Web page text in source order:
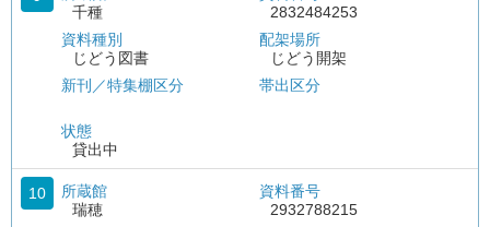
千種
資料種別
じどう図書
新刊／特集棚区分
状態
貸出中
2832484253
配架場所
じどう開架
帯出区分
10
所蔵館
瑞穂
資料番号
2932788215